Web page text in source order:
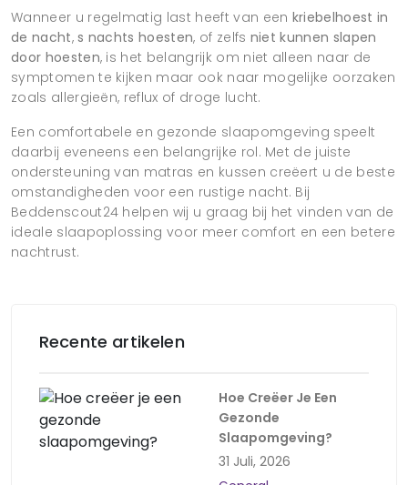
Wanneer u regelmatig last heeft van een kriebelhoest in
de nacht,s nachts hoesten, of zelfs niet kunnen slapen
door hoesten, is het belangrijk om niet alleen naar de
symptomen te kijken maar ook naar mogelijke oorzaken
zoals allergieën, reflux of droge lucht.
Een comfortabele en gezonde slaapomgeving speelt
daarbij eveneens een belangrijke rol. Met de juiste
ondersteuning van matras en kussen creëert u de beste
omstandigheden voor een rustige nacht. Bij
Beddenscout24 helpen wij u graag bij het vinden van de
ideale slaapoplossing voor meer comfort en een betere
nachtrust.
Recente artikelen
Hoe Creëer Je Een
Gezonde
Slaapomgeving?
31 Juli, 2026